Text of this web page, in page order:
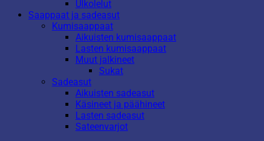
Ulkolelut
Saappaat ja sadeasut
Kumisaappaat
Aikuisten kumisaappaat
Lasten kumisaappaat
Muut jalkineet
Sukat
Sadeasut
Aikuisten sadeasut
Käsineet ja päähineet
Lasten sadeasut
Sateenvarjot